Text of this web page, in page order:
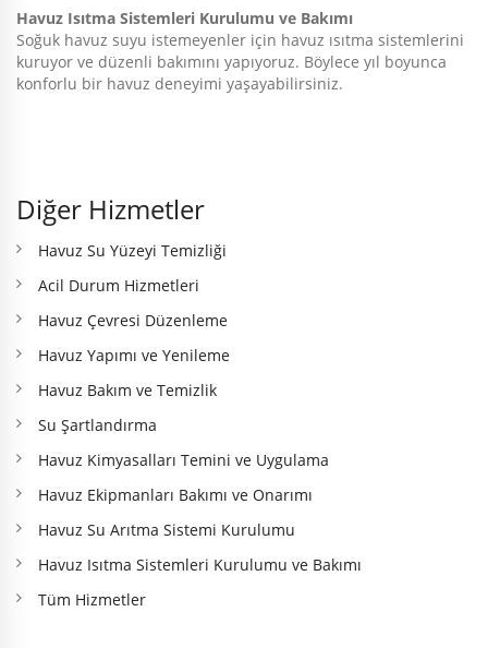
Havuz Isıtma Sistemleri Kurulumu ve Bakımı
Soğuk havuz suyu istemeyenler için havuz ısıtma sistemlerini
kuruyor ve düzenli bakımını yapıyoruz. Böylece yıl boyunca
konforlu bir havuz deneyimi yaşayabilirsiniz.
Diğer Hizmetler
Havuz Su Yüzeyi Temizliği
Acil Durum Hizmetleri
Havuz Çevresi Düzenleme
Havuz Yapımı ve Yenileme
Havuz Bakım ve Temizlik
Su Şartlandırma
Havuz Kimyasalları Temini ve Uygulama
Havuz Ekipmanları Bakımı ve Onarımı
Havuz Su Arıtma Sistemi Kurulumu
Havuz Isıtma Sistemleri Kurulumu ve Bakımı
Tüm Hizmetler